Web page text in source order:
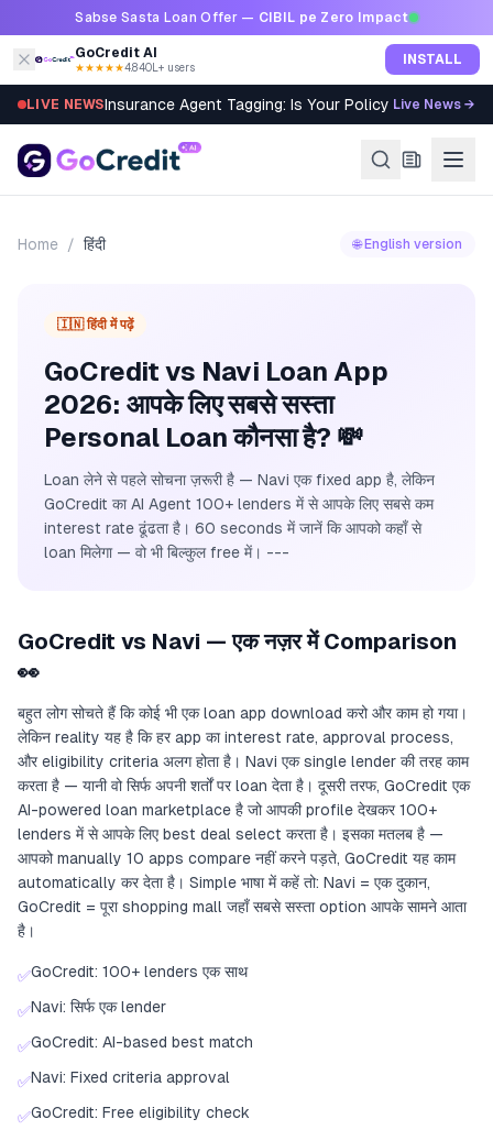
Skip to contentSabse Sasta Loan Offer — CIBIL pe Zero Impact
GoCredit AI
★★★★★4.8·40L+ users INSTALL
LIVE NEWSInsurance Agent Tagging: Is Your Policy Sold Right?
Live News →
Home / हिंदी 🌐 English version
🇮🇳 हिंदी में पढ़ें
GoCredit vs Navi Loan App
2026: आपके लिए सबसे सस्ता
Personal Loan कौनसा है? 💸
Loan लेने से पहले सोचना ज़रूरी है — Navi एक fixed app है, लेकिन
GoCredit का AI Agent 100+ lenders में से आपके लिए सबसे कम
interest rate ढूंढता है। 60 seconds में जानें कि आपको कहाँ से
loan मिलेगा — वो भी बिल्कुल free में। ---
GoCredit vs Navi — एक नज़र में Comparison
👀
बहुत लोग सोचते हैं कि कोई भी एक loan app download करो और काम हो गया।
लेकिन reality यह है कि हर app का interest rate, approval process,
और eligibility criteria अलग होता है। Navi एक single lender की तरह काम
करता है — यानी वो सिर्फ अपनी शर्तों पर loan देता है। दूसरी तरफ, GoCredit एक
AI-powered loan marketplace है जो आपकी profile देखकर 100+
lenders में से आपके लिए best deal select करता है। इसका मतलब है —
आपको manually 10 apps compare नहीं करने पड़ते, GoCredit यह काम
automatically कर देता है। Simple भाषा में कहें तो: Navi = एक दुकान,
GoCredit = पूरा shopping mall जहाँ सबसे सस्ता option आपके सामने आता
है।
✅GoCredit: 100+ lenders एक साथ
✅Navi: सिर्फ एक lender
✅GoCredit: AI-based best match
✅Navi: Fixed criteria approval
✅GoCredit: Free eligibility check